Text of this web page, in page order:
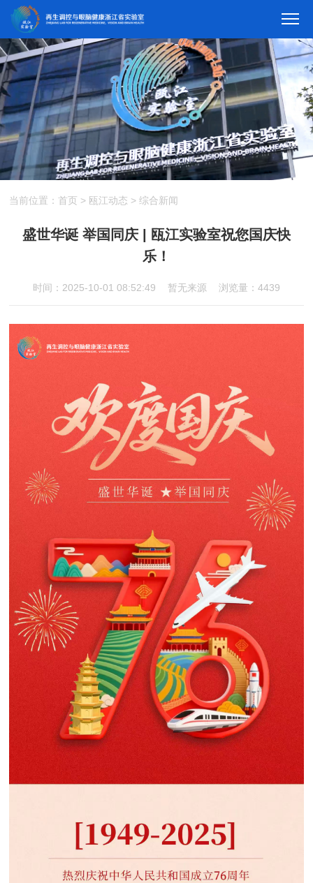
当前位置： 首页 > 瓯江动态 > 综合新闻
盛世华诞 举国同庆 | 瓯江实验室祝您国庆快
乐！
时间：2025-10-01 08:52:49 暂无来源 浏览量：4439